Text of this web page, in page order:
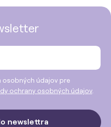
osobných údajov pre
ochrany osobných údajov.
newslettra